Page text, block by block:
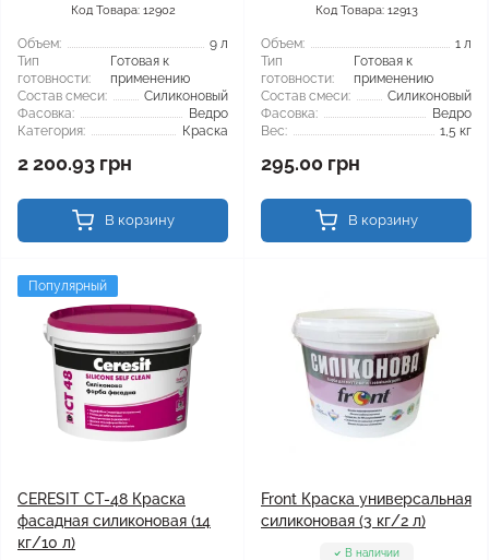
Код Товара: 12902
Объем:
9 л
Тип
готовности:
Готовая к
применению
Состав смеси:
Силиконовый
Фасовка:
Ведро
Категория:
Краска
2 200.93 грн
В корзину
Код Товара: 12913
Объем:
1 л
Тип
готовности:
Готовая к
применению
Состав смеси:
Силиконовый
Фасовка:
Ведро
Вес:
1,5 кг
295.00 грн
В корзину
Популярный
CERESIT CT-48 Краска
фасадная силиконовая (14
кг/10 л)
Front Краска универсальная
силиконовая (3 кг/2 л)
В наличии